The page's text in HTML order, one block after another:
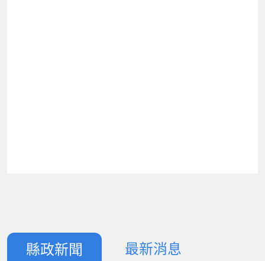
縣政新聞
最新消息